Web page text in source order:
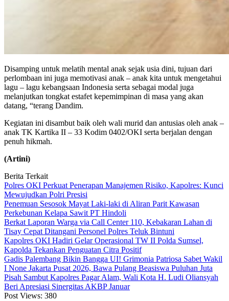
Disamping untuk melatih mental anak sejak usia dini, tujuan dari
perlombaan ini juga memotivasi anak – anak kita untuk mengetahui
lagu – lagu kebangsaan Indonesia serta sebagai modal juga
melanjutkan tongkat estafet kepemimpinan di masa yang akan
datang, “terang Dandim.
Kegiatan ini disambut baik oleh wali murid dan antusias oleh anak –
anak TK Kartika II – 33 Kodim 0402/OKI serta berjalan dengan
penuh hikmah.
(Artini)
Berita Terkait
Polres OKI Perkuat Penerapan Manajemen Risiko, Kapolres: Kunci
Mewujudkan Polri Presisi
Penemuan Sesosok Mayat Laki-laki di Aliran Parit Kawasan
Perkebunan Kelapa Sawit PT Hindoli
Berkat Laporan Warga via Call Center 110, Kebakaran Lahan di
Tisay Cepat Ditangani Personel Polres Teluk Bintuni
Kapolres OKI Hadiri Gelar Operasional TW II Polda Sumsel,
Kapolda Tekankan Penguatan Citra Positif
Gadis Palembang Bikin Bangga UI! Grimonia Patriosa Sabet Wakil
I None Jakarta Pusat 2026, Bawa Pulang Beasiswa Puluhan Juta
Pisah Sambut Kapolres Pagar Alam, Wali Kota H. Ludi Oliansyah
Beri Apresiasi Sinergitas AKBP Januar
Post Views: 380